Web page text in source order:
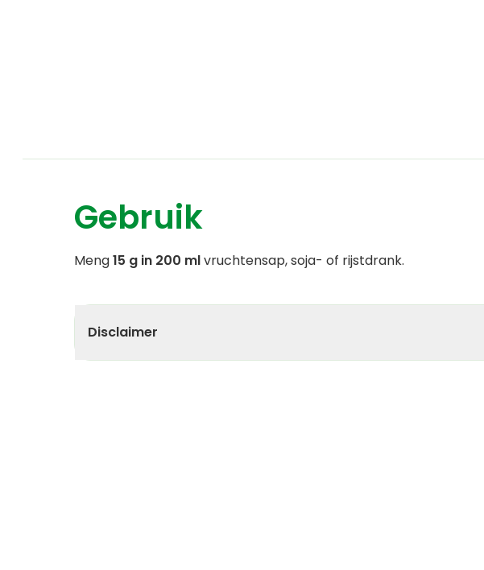
Gebruik
Meng15 g in 200 mlvruchtensap, soja- of rijstdrank.
Disclaimer